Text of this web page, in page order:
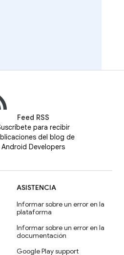
Feed RSS
para recibir
del blog de
Android Developers
ASISTENCIA
Informar sobre un error en la
plataforma
Informar sobre un error en la
documentación
Google Play support